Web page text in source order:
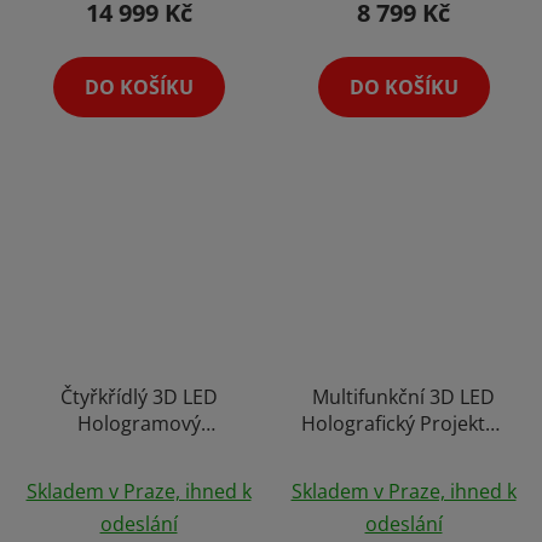
14 999 Kč
DO KOŠÍKU
8 799 Kč
DO KOŠÍKU
Čtyřkřídlý 3D LED
Hologramový
s Vysokým Rozlišením
FullHD 52cm Holofan
Reklamní Poutač Fan
Skladem v Praze, ihned k
odeslání
Multifunkční 3D LED
Holografický Projektor
Rozlišením Hologram s
Ochranným Obalem
20cm Holofan
hodnocení
produktu
Skladem v Praze, ihned k
odeslání